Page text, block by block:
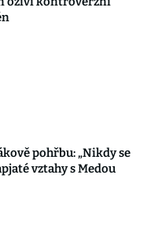
pohřbu: „Nikdy se
vztahy s Medou